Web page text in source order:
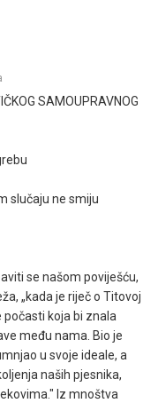
SAMOUPRAVNOG
slučaju ne smiju
se našom poviješću,
„kada je riječ o Titovoj
koja bi znala
među nama. Bio je
u svoje ideale, a
naših pjesnika,
Iz mnoštva